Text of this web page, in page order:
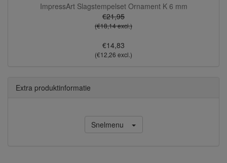
ImpressArt Slagstempelset Ornament K 6 mm
€21,95
(€18,14 excl.)
€14,83
(€12,26 excl.)
Extra produktinformatie
Snelmenu